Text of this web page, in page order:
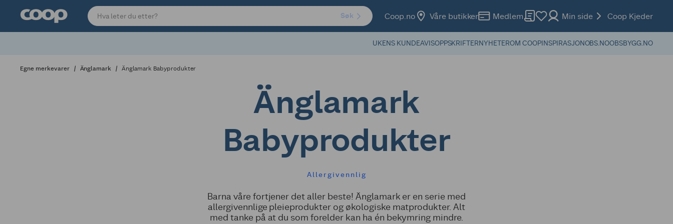
Søk Coop.no Våre butikker Medlem Min side Coop Kjeder
UKENS KUNDEAVISOPPSKRIFTERNYHETEROM COOPINSPIRASJONOBS.NOOBSBYGG.NO
Egne merkevarer Änglamark Änglamark Babyprodukter
Änglamark
Babyprodukter
Allergivennlig
Barna våre fortjener det aller beste! Änglamark er en serie med
allergivennlige pleieprodukter og økologiske matprodukter. Alt
med tanke på at du som forelder kan ha én bekymring mindre.